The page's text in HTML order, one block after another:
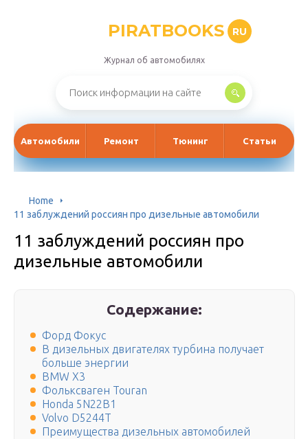
PIRATBOOKS RU
Журнал об автомобилях
Автомобили Ремонт Тюнинг Статьи
Home
11 заблуждений россиян про дизельные автомобили
11 заблуждений россиян про
дизельные автомобили
Содержание:
Форд Фокус
В дизельных двигателях турбина получает
больше энергии
BMW X3
Фольксваген Touran
Honda 5N22B1
Volvo D5244T
Преимущества дизельных автомобилей